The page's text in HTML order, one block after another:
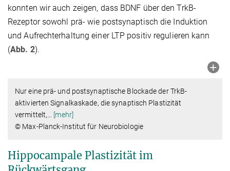
konnten wir auch zeigen, dass BDNF über den TrkB-
Rezeptor sowohl prä- wie postsynaptisch die Induktion
und Aufrechterhaltung einer LTP positiv regulieren kann
(Abb. 2).
Nur eine prä- und postsynaptische Blockade der TrkB-
aktivierten Signalkaskade, die synaptisch Plastizität
vermittelt,… [mehr]
© Max-Planck-Institut für Neurobiologie
Hippocampale Plastizität im